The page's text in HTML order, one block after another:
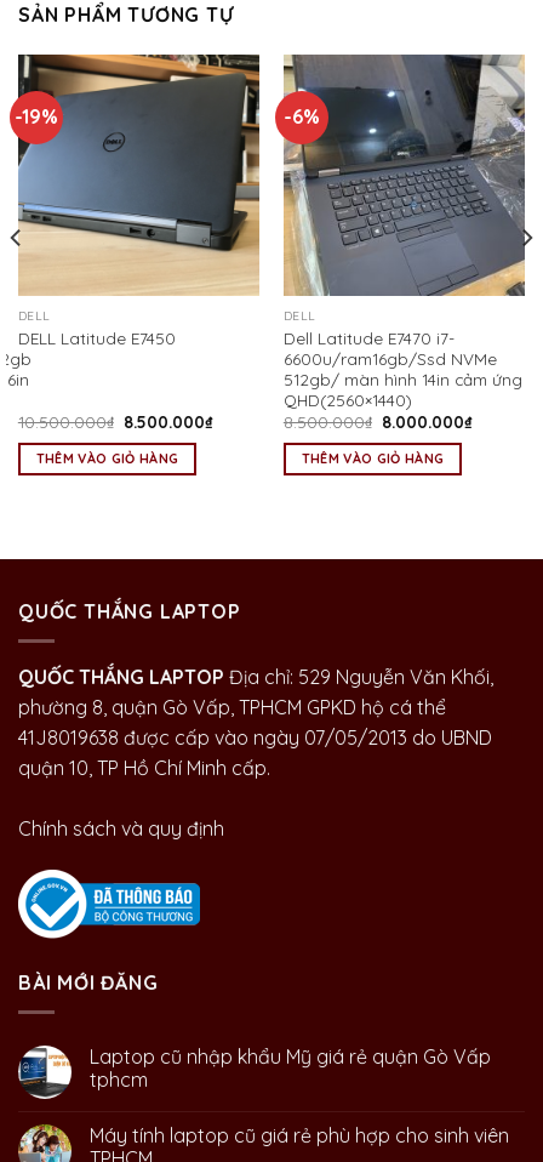
SẢN PHẨM TƯƠNG TỰ
-19%
DELL
DELL Latitude E7450
10.500.000₫ Giá
là:
10.500.000₫.
8.500.000₫Giá
THÊM VÀO GIỎ HÀNG
-6%
DELL
Dell Latitude E7470 i7-
6600u/ram16gb/Ssd NVMe
512gb/ màn hình 14in cảm ứng
QHD(2560×1440)
8.500.000₫ Giá
là:
8.500.000₫.
8.000.000₫Giá
THÊM VÀO GIỎ HÀNG
QUỐC THẮNG LAPTOP
QUỐC THẮNG LAPTOP Địa chỉ: 529 Nguyễn Văn Khối,
phường 8, quận Gò Vấp, TPHCM GPKD hộ cá thể
41J8019638 được cấp vào ngày 07/05/2013 do UBND
quận 10, TP Hồ Chí Minh cấp.
Chính sách và quy định
BÀI MỚI ĐĂNG
Laptop cũ nhập khẩu Mỹ giá rẻ quận Gò Vấp
tphcm
Máy tính laptop cũ giá rẻ phù hợp cho sinh viên